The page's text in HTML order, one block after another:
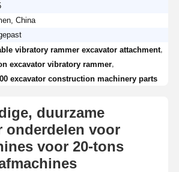
China
vibratory rammer excavator attachment
excavator vibratory rammer
excavator construction machinery parts
duurzame
onderdelen voor
voor 20-tons